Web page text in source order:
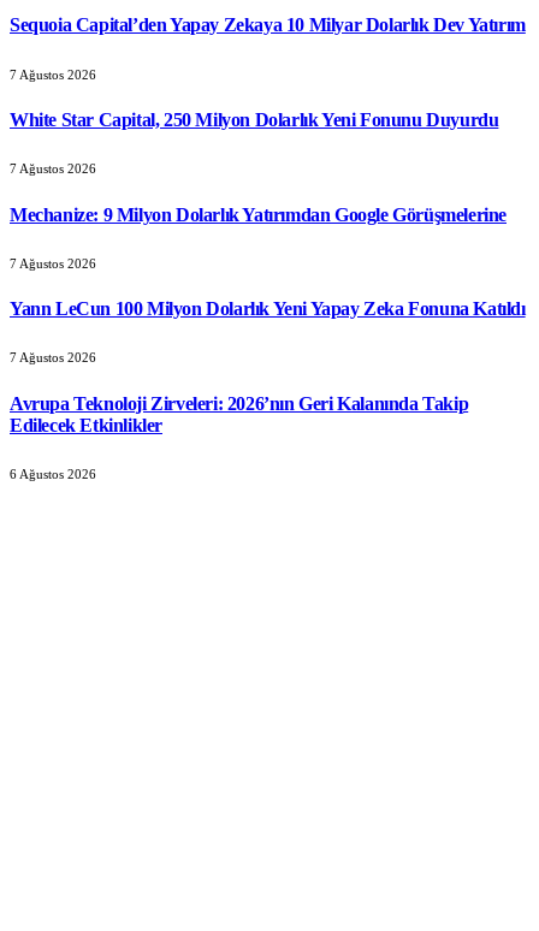
Sequoia Capital’den Yapay Zekaya 10 Milyar Dolarlık Dev Yatırım
7 Ağustos 2026
White Star Capital, 250 Milyon Dolarlık Yeni Fonunu Duyurdu
7 Ağustos 2026
Mechanize: 9 Milyon Dolarlık Yatırımdan Google Görüşmelerine
7 Ağustos 2026
Yann LeCun 100 Milyon Dolarlık Yeni Yapay Zeka Fonuna Katıldı
7 Ağustos 2026
Avrupa Teknoloji Zirveleri: 2026’nın Geri Kalanında Takip
Edilecek Etkinlikler
6 Ağustos 2026